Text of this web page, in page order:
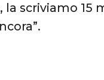
la scriviamo 15